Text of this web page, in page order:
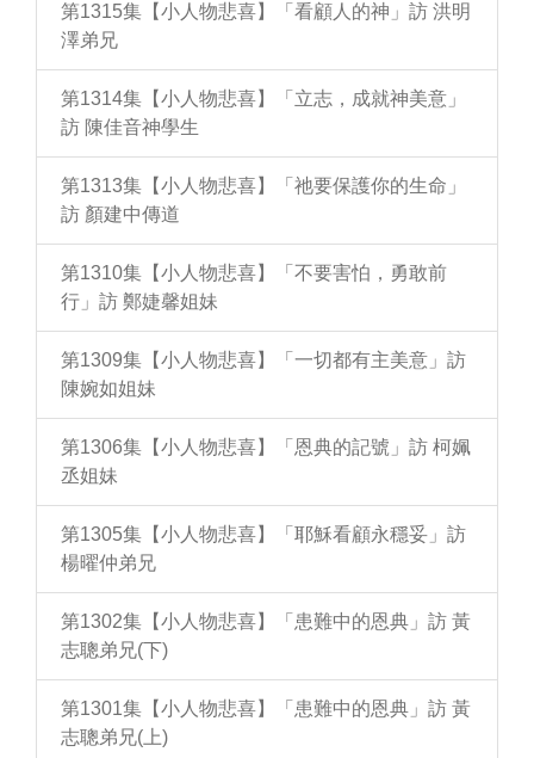
第1315集【小人物悲喜】「看顧人的神」訪 洪明
澤弟兄
第1314集【小人物悲喜】「立志，成就神美意」
訪 陳佳音神學生
第1313集【小人物悲喜】「祂要保護你的生命」
訪 顏建中傳道
第1310集【小人物悲喜】「不要害怕，勇敢前
行」訪 鄭婕馨姐妹
第1309集【小人物悲喜】「一切都有主美意」訪
陳婉如姐妹
第1306集【小人物悲喜】「恩典的記號」訪 柯姵
丞姐妹
第1305集【小人物悲喜】「耶穌看顧永穩妥」訪
楊曜仲弟兄
第1302集【小人物悲喜】「患難中的恩典」訪 黃
志聰弟兄(下)
第1301集【小人物悲喜】「患難中的恩典」訪 黃
志聰弟兄(上)